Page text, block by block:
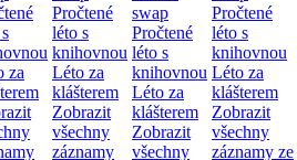
za
Pročtené
léto s
knihovnou
Léto za
klášterem
Zobrazit
všechny
záznamy
swap
Pročtené
léto s
knihovnou
Léto za
klášterem
Zobrazit
všechny
Pročtené
léto s
knihovnou
Léto za
klášterem
Zobrazit
všechny
záznamy ze